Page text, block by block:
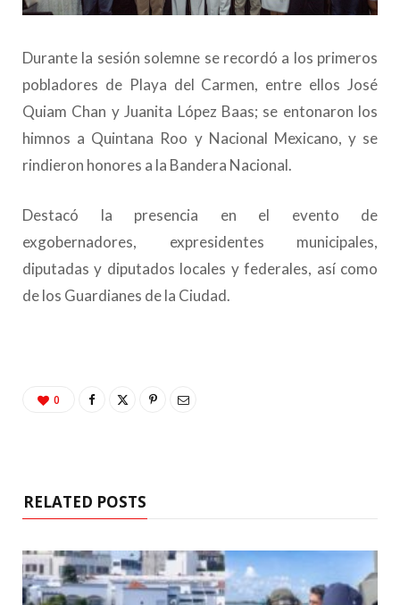
Durante la sesión solemne se recordó a los primeros
pobladores de Playa del Carmen, entre ellos José
Quiam Chan y Juanita López Baas; se entonaron los
himnos a Quintana Roo y Nacional Mexicano, y se
rindieron honores a la Bandera Nacional.
Destacó la presencia en el evento de
exgobernadores, expresidentes municipales,
diputadas y diputados locales y federales, así como
de los Guardianes de la Ciudad.
0
RELATED POSTS